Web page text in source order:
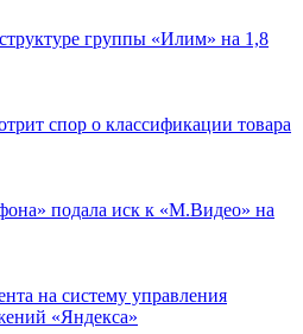
группы «Илим» на 1,8
спор о классификации товара
подала иск к «М.Видео» на
на систему управления
«Яндекса»